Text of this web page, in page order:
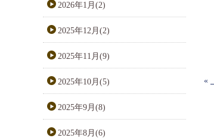
«
2026年1月(2)
2025年12月(2)
2025年11月(9)
2025年10月(5)
2025年9月(8)
2025年8月(6)